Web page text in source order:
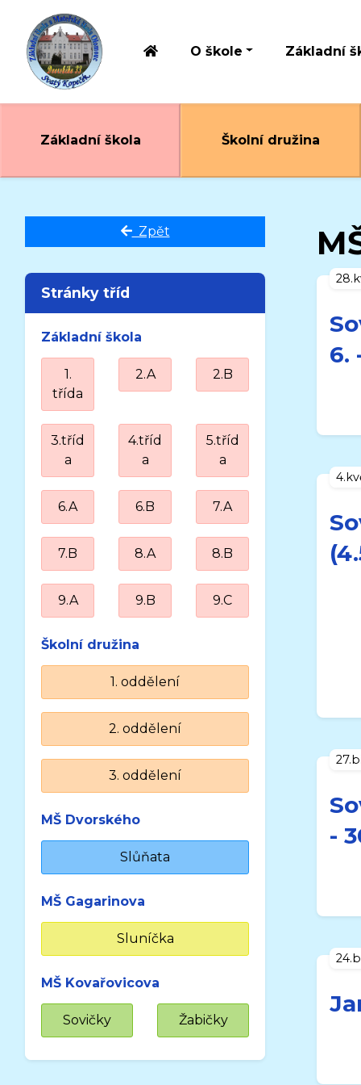
O škole Základní
Základní škola Školní družina
6.
-
Zpět
Stránky tříd
Základní škola
1.
třída
2.A 2.B
3.tříd
a
4.tříd
a
5.tříd
a
6.A 6.B 7.A
7.B 8.A 8.B
9.A 9.B 9.C
Školní družina
1. oddělení
2. oddělení
3. oddělení
MŠ Dvorského
Slůňata
MŠ Gagarinova
Sluníčka
MŠ Kovařovicova
Sovičky Žabičky